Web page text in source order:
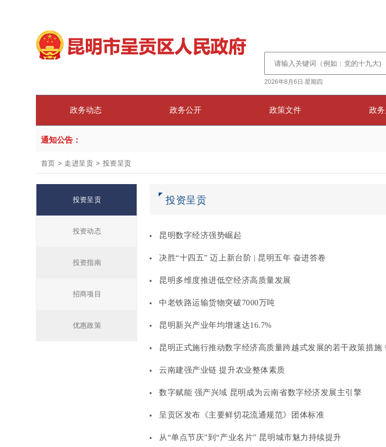
2026年8月6日 星期四
政务动态 政务公开 政策文件 政
通知公告：
首页 > 走进呈贡 > 投资呈贡
投资呈贡
投资动态
投资指南
招商项目
优惠政策
投资呈贡
昆明数字经济强势崛起
决胜“十四五” 迈上新台阶 | 昆明五年 奋进答卷
昆明多维度推进低空经济高质量发展
中老铁路运输货物突破7000万吨
昆明新兴产业年均增速达16.7%
昆明正式施行推动数字经济高质量跨越式发展的若干政策措施
云南建强产业链 提升农业整体素质
数字赋能 强产兴域 昆明成为云南省数字经济发展主引擎
呈贡区发布《主要鲜切花流通规范》团体标准
从“单点节庆”到“产业名片” 昆明城市魅力持续提升